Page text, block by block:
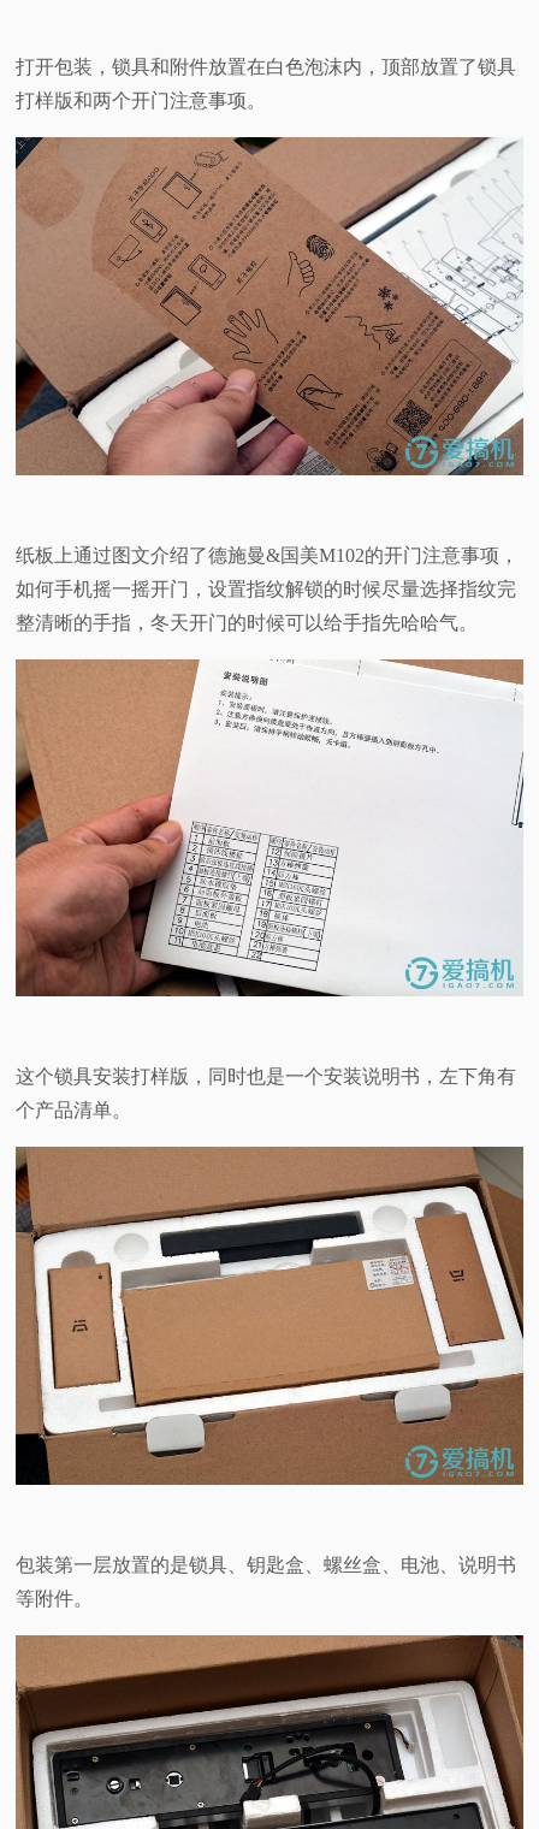
打开包装，锁具和附件放置在白色泡沫内，顶部放置了锁具
打样版和两个开门注意事项。
纸板上通过图文介绍了德施曼&国美M102的开门注意事项，
如何手机摇一摇开门，设置指纹解锁的时候尽量选择指纹完
整清晰的手指，冬天开门的时候可以给手指先哈哈气。
这个锁具安装打样版，同时也是一个安装说明书，左下角有
个产品清单。
包装第一层放置的是锁具、钥匙盒、螺丝盒、电池、说明书
等附件。